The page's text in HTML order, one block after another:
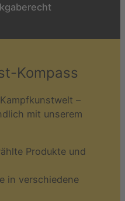
Kompass
–
mit unserem
Produkte und
in verschiedene